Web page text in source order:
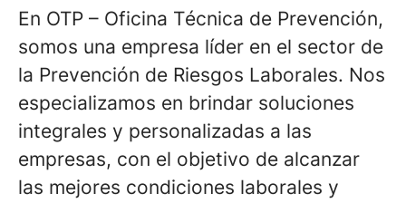
En OTP – Oficina Técnica de Prevención,
somos una empresa líder en el sector de
la Prevención de Riesgos Laborales. Nos
especializamos en brindar soluciones
integrales y personalizadas a las
empresas, con el objetivo de alcanzar
las mejores condiciones laborales y